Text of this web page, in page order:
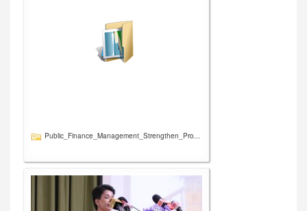
Public_Finance_Management_Strengthen_Pro...